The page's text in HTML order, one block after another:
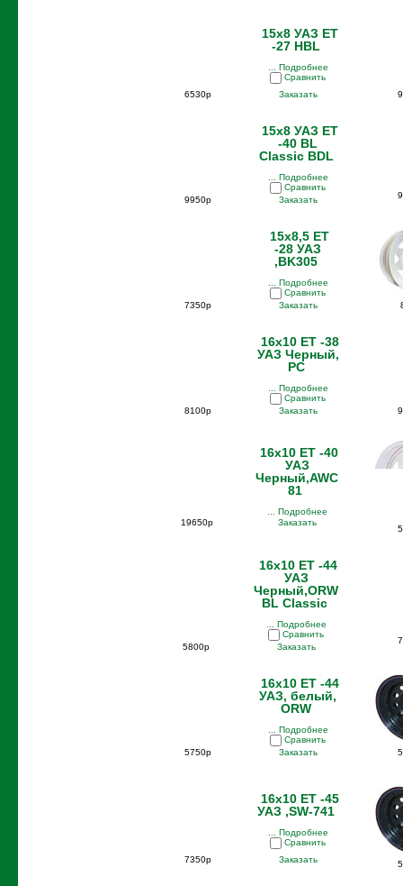
15x8 УАЗ ET
-27 HBL
... Подробнее
Сравнить
6530р
Заказать
15x8 УАЗ ET
-40 BL
Classic BDL
... Подробнее
Сравнить
9950р
Заказать
15x8,5 ET
-28 УАЗ
,BK305
... Подробнее
Сравнить
7350р
Заказать
16x10 ET -38
УАЗ Черный,
PC
... Подробнее
Сравнить
8100р
Заказать
16x10 ET -40
УАЗ
Черный,AWC
81
... Подробнее
19650р
Заказать
16x10 ET -44
УАЗ
Черный,ORW
BL Classic
... Подробнее
Сравнить
5800р
Заказать
16x10 ET -44
УАЗ, белый,
ORW
... Подробнее
Сравнить
5750р
Заказать
16x10 ET -45
УАЗ ,SW-741
... Подробнее
Сравнить
7350р
Заказать